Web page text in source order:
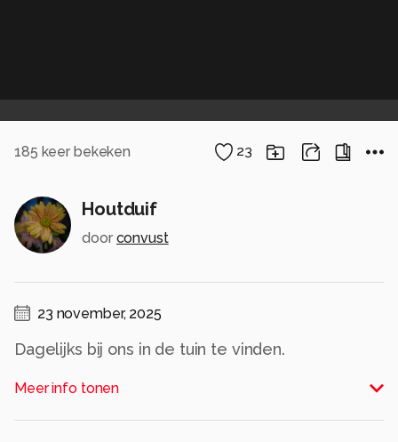
185 keer bekeken 23
Houtduif
door convust
23 november, 2025
Dagelijks bij ons in de tuin te vinden.
Bedankt voor de reacties bij ‘Kasteel Stapelen’
en ‘Kleverig koraalzwammetje’.
Meer info tonen